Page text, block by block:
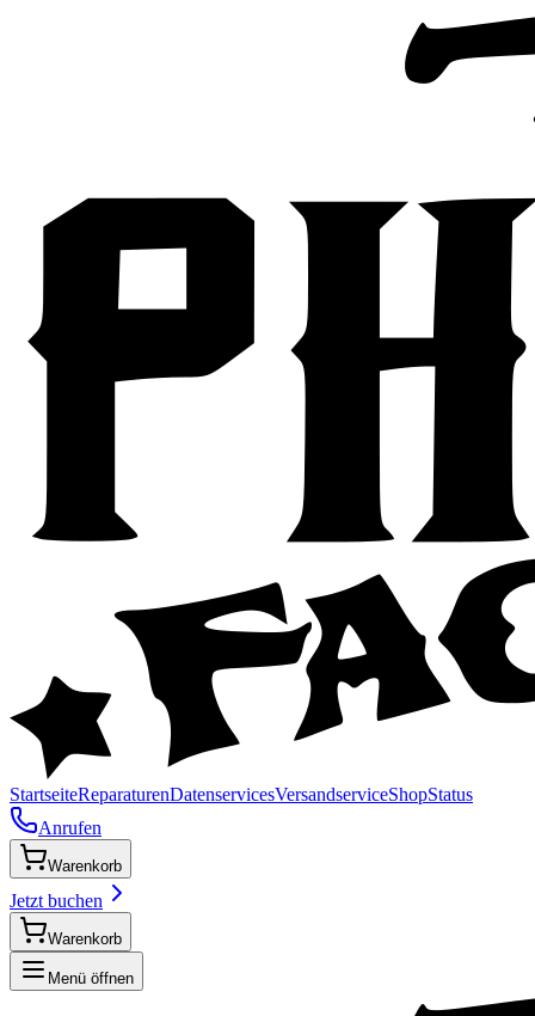
StartseiteReparaturenDatenservicesVersandserviceShopStatus
Anrufen
Warenkorb
Jetzt buchen
Warenkorb
Menü öffnen